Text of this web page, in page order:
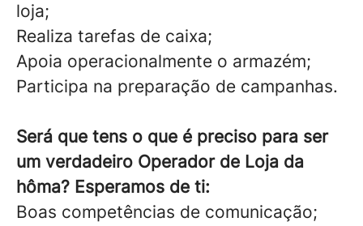
loja;
Realiza tarefas de caixa;
Apoia operacionalmente o armazém;
Participa na preparação de campanhas.
Será que tens o que é preciso para ser
um verdadeiro Operador de Loja da
hôma? Esperamos de ti:
Boas competências de comunicação;